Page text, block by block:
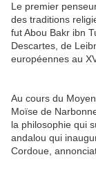
Le premier
des traditions
fut Abou Bakr ibn
Descartes, de
européennes au
Au cours du
Moïse de
la philosophie qui
andalou qui
Cordoue,